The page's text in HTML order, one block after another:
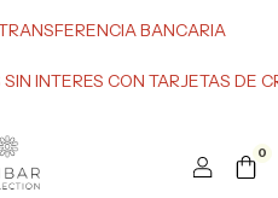
BANCARIA
CON TARJETAS DE CREDITO 6
0